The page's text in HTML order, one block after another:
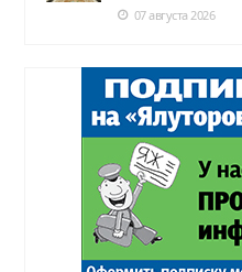
07 августа 2026